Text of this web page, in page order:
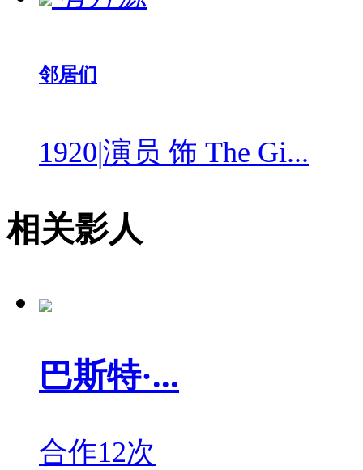
邻居们
1920|演员 饰 The Gi...
相关影人
巴斯特·...
合作12次